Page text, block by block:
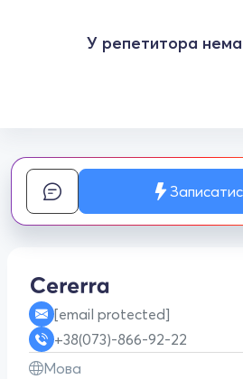
У репетитора
[email protected]
+38(073)-866-92-22
Мова